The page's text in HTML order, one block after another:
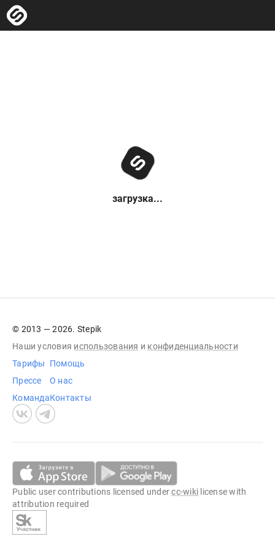
загрузка...
© 2013 — 2026. Stepik
Наши условия использования и конфиденциальности
Тарифы
Прессе
Команда
Помощь
О нас
Контакты
Public user contributions licensed undercc-wiki license with
attribution required